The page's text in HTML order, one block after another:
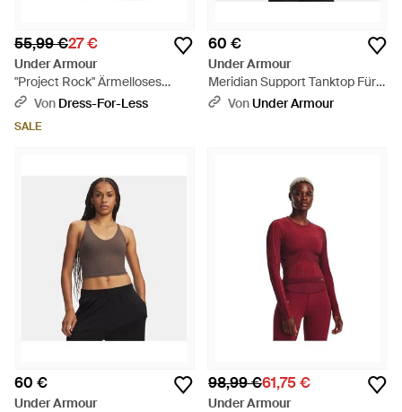
55,99 €27 €
Under Armour
"Project Rock" Ärmelloses
Oberteil Für Damen, Leger -
Von Dress-For-Less
SALE
60 €
Under Armour
Meridian Support Tanktop Für
Damen Ultimate Ultimate -
VonUnder Armour
60 €
Under Armour
98,99 €61,75 €
Under Armour